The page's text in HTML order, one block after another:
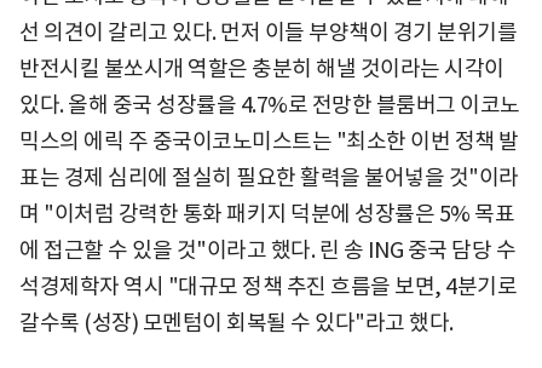
선 의견이 갈리고 있다. 먼저 이들 부양책이 경기 분위기를
반전시킬 불쏘시개 역할은 충분히 해낼 것이라는 시각이
있다. 올해 중국 성장률을 4.7%로 전망한 블룸버그 이코노
믹스의 에릭 주 중국이코노미스트는 "최소한 이번 정책 발
표는 경제 심리에 절실히 필요한 활력을 불어넣을 것"이라
며 "이처럼 강력한 통화 패키지 덕분에 성장률은 5% 목표
에 접근할 수 있을 것"이라고 했다. 린 송 ING 중국 담당 수
석경제학자 역시 "대규모 정책 추진 흐름을 보면, 4분기로
갈수록 (성장) 모멘텀이 회복될 수 있다"라고 했다.